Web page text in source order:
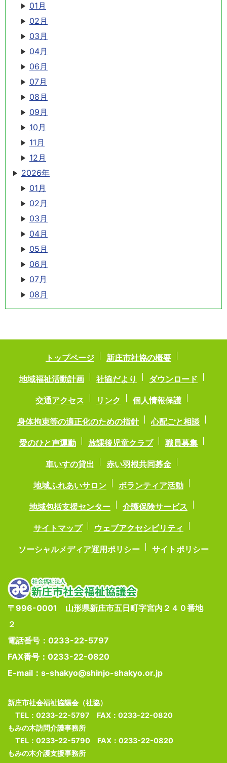
01月
02月
03月
04月
06月
07月
08月
09月
10月
11月
12月
2026年
01月
02月
03月
04月
05月
06月
07月
08月
トップページ 新庄市社協の概要
地域福祉活動計画 社協だより ダウンロード
交通アクセス リンク 個人情報保護
身体拘束等の適正化のための指針 心配ごと相談
愛のひと声運動 放課後児童クラブ 職員募集
車いすの貸出 赤い羽根共同募金
地域ふれあいサロン ボランティア活動
地域包括支援センター 介護保険サービス
サイトマップ ウェブアクセシビリティ
ソーシャルメディア運用ポリシー サイトポリシー
〒996-0001 山形県新庄市五日町字宮内２４０番地
２
電話番号：0233-22-5797
FAX番号：0233-22-0820
E-mail：s-shakyo@shinjo-shakyo.or.jp
新庄市社会福祉協議会（社協）
TEL：0233-22-5797 FAX：0233-22-0820
もみの木訪問介護事務所
TEL：0233-22-5790 FAX：0233-22-0820
もみの木介護支援事務所